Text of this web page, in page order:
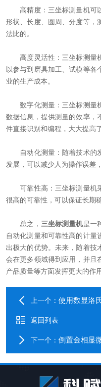
高精度：三坐标测量机可
形状、长度、圆周、分度等，
法比的。
高度灵活性：三坐标测量
以参与到磨具加工、试模等各
业的生产成本。
数字化测量：三坐标测量
数据信息，提供测量的效率，
件直接识别和编程，大大提高
自动化测量：随着技术的
发展，可以减少人为操作误差
可靠性高：三坐标测量机
很高的可靠性，可以保证长期
总之， 三坐标测量机是一
自动化测量和可靠性高的计量
出极大的优势。未来，随着技
会在更多领域得到应用，并且
产品质量等方面发挥更大的作用
上一个： 使用数显洛氏
返回列表
下一个： 倒置金相显